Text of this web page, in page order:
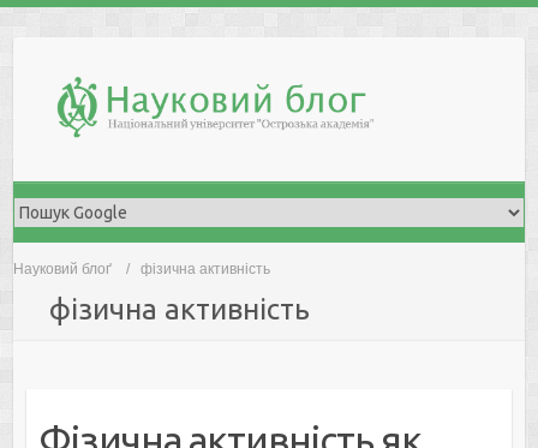
Науковий блоґ фізична активність
фізична активність